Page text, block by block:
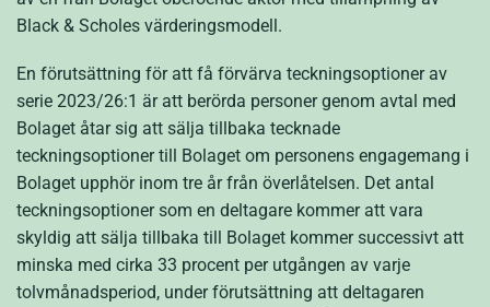
Black & Scholes värderingsmodell.
En förutsättning för att få förvärva teckningsoptioner av
serie 2023/26:1 är att berörda personer genom avtal med
Bolaget åtar sig att sälja tillbaka tecknade
teckningsoptioner till Bolaget om personens engagemang i
Bolaget upphör inom tre år från överlåtelsen. Det antal
teckningsoptioner som en deltagare kommer att vara
skyldig att sälja tillbaka till Bolaget kommer successivt att
minska med cirka 33 procent per utgången av varje
tolvmånadsperiod, under förutsättning att deltagaren